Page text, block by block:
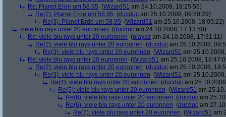
Re: Planet Erde um 58,95 (Wizard51 am 24.10.2008, 18:25:56)
Re(2): Planet Erde um 58,95 (ducduc am 25.10.2008, 09:50:29)
Re(3): Planet Erde um 58,95 (Wizard51 am 25.10.2008, 18:05:22)
viele blu rays unter 20 euronnen (ducduc am 24.10.2008, 17:13:50)
Re: viele blu rays unter 20 euronnen (playaz am 24.10.2008, 17:31:11)
Re(2): viele blu rays unter 20 euronnen (ducduc am 25.10.2008,
Re(3): viele blu rays unter 20 euronnen (Wizard51 am
Re: viele blu rays unter 20 euronnen (Wizard51 am 25.10.2008,
Re(2): viele blu rays unter 20 euronnen (ducduc am 25.10.2008,
Re(3): viele blu rays unter 20 euronnen (Wizard51 am
Re(4): viele blu rays unter 20 euronnen (ducduc am
Re(5): viele blu rays unter 20 euronnen (Wizard51 am
Re(6): viele blu rays unter 20 euronnen (ducduc am
Re(6): viele blu rays unter 20 euronnen (ducduc am
Re(7): viele blu rays unter 20 euronnen (Wizard51 am